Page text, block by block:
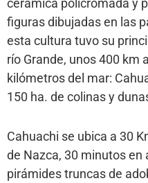
cerámica policromada y
figuras dibujadas en las
esta cultura tuvo su
río Grande, unos 400 km
kilómetros del mar:
150 ha. de colinas y
Cahuachi se ubica a 30
de Nazca, 30 minutos
pirámides truncas de